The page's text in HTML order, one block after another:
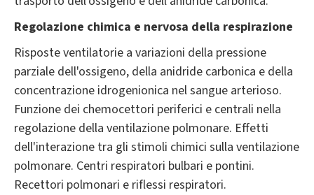
Regolazione chimica e nervosa della respirazione
Risposte ventilatorie a variazioni della pressione
parziale dell'ossigeno, della anidride carbonica e della
concentrazione idrogenionica nel sangue arterioso.
Funzione dei chemocettori periferici e centrali nella
regolazione della ventilazione polmonare. Effetti
dell'interazione tra gli stimoli chimici sulla ventilazione
polmonare. Centri respiratori bulbari e pontini.
Recettori polmonari e riflessi respiratori.